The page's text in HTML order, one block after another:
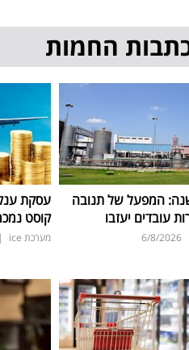
החמות
36 שנה: המפעל של תנובה
עובדים יעזבו
6/8/2026
עסקת
קוסט נמכרת ב-7.7
מערכת ice |